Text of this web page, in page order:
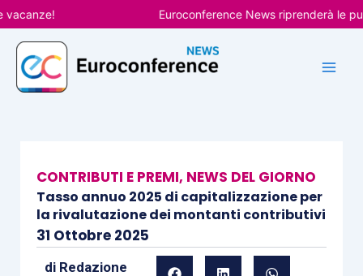
Vai
al
contenuto
Euroconference News riprenderà le
CONTRIBUTI E PREMI, NEWS DEL GIORNO
Tasso annuo 2025 di capitalizzazione per
la rivalutazione dei montanti contributivi
31 Ottobre 2025
di Redazione